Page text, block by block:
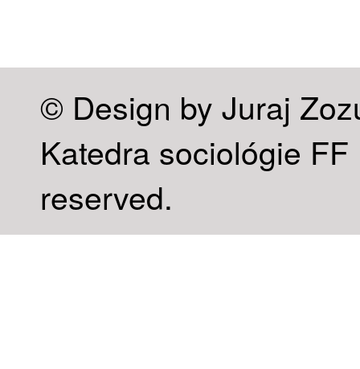
© Design by Juraj
Katedra sociológie
reserved.